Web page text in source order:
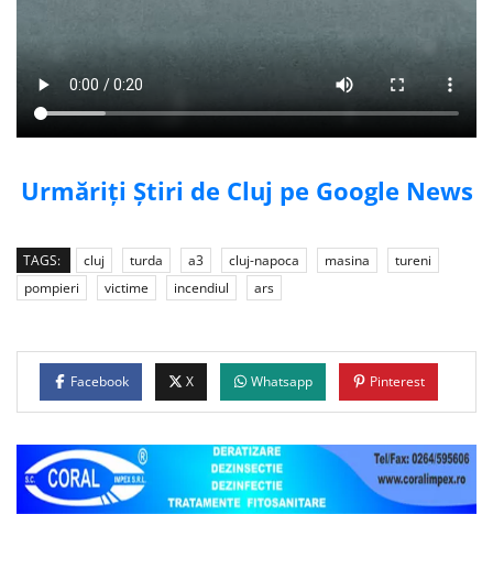
Urmăriți Știri de Cluj pe Google News
TAGS: cluj turda a3 cluj-napoca masina
tureni
pompieri
victime incendiul ars
Facebook X Whatsapp Pinterest